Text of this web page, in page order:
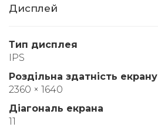
Дисплей
Тип дисплея
IPS
Роздільна здатність екрану
2360 × 1640
Діагональ екрана
11